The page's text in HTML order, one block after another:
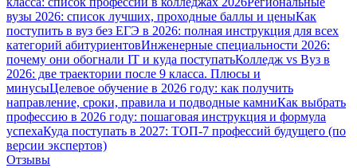
вузы 2026: список лучших, проходные баллы и ценыКак
поступить в вуз без ЕГЭ в 2026: полная инструкция для всех
категорий абитуриентовИнженерные специальности 2026:
почему они обогнали IT и куда поступатьКолледж vs Вуз в
2026: две траектории после 9 класса. Плюсы и
минусыЦелевое обучение в 2026 году: как получить
направление, сроки, правила и подводные камниКак выбрать
профессию в 2026 году: пошаговая инструкция и формула
успехаКуда поступать в 2027: ТОП-7 профессий будущего (по
версии экспертов)
Отзывы